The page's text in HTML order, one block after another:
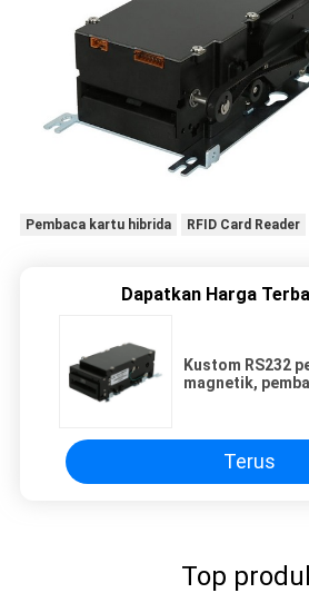
Pembaca kartu hibrida RFID Card Reader
Dapatkan Harga
Kustom RS232
magnetik,
Terus
Top